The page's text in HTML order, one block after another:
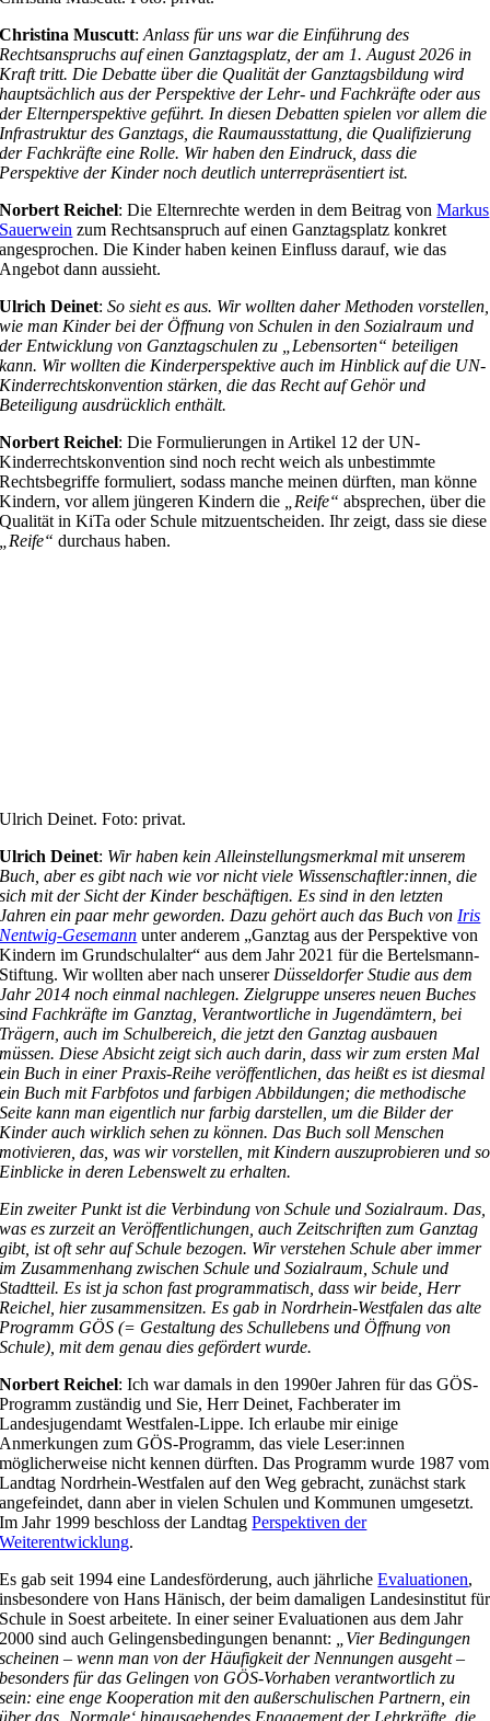
Christina Muscutt:Anlass für uns war die Einführung des
Rechtsanspruchs auf einen Ganztagsplatz, der am 1. August 2026 in
Kraft tritt. Die Debatte über die Qualität der Ganztagsbildung wird
hauptsächlich aus der Perspektive der Lehr- und Fachkräfte oder aus
der Elternperspektive geführt. In diesen Debatten spielen vor allem die
Infrastruktur des Ganztags, die Raumausstattung, die Qualifizierung
der Fachkräfte eine Rolle. Wir haben den Eindruck, dass die
Perspektive der Kinder noch deutlich unterrepräsentiert ist.
Norbert Reichel: Die Elternrechte werden in dem Beitrag vonMarkus
Sauerwein zum Rechtsanspruch auf einen Ganztagsplatz konkret
angesprochen. Die Kinder haben keinen Einfluss darauf, wie das
Angebot dann aussieht.
Ulrich Deinet:So sieht es aus. Wir wollten daher Methoden vorstellen,
wie man Kinder bei der Öffnung von Schulen in den Sozialraum und
der Entwicklung von Ganztagschulen zu „Lebensorten“ beteiligen
kann. Wir wollten die Kinderperspektive auch im Hinblick auf die UN-
Kinderrechtskonvention stärken, die das Recht auf Gehör und
Beteiligung ausdrücklich enthält.
Norbert Reichel: Die Formulierungen in Artikel 12 der UN-
Kinderrechtskonvention sind noch recht weich als unbestimmte
Rechtsbegriffe formuliert, sodass manche meinen dürften, man könne
Kindern, vor allem jüngeren Kindern die
„Reife“ absprechen, über die
Qualität in KiTa oder Schule mitzuentscheiden. Ihr zeigt, dass sie diese
„Reife“ durchaus haben.
Ulrich Deinet. Foto: privat.
Ulrich Deinet: Wir haben kein Alleinstellungsmerkmal mit unserem
Buch, aber es gibt nach wie vor nicht viele Wissenschaftler:innen, die
sich mit der Sicht der Kinder beschäftigen. Es sind in den letzten
Jahren ein paar mehr geworden. Dazu gehört auch das Buch von Iris
Nentwig-Gesemann unter anderem „Ganztag aus der Perspektive von
Kindern im Grundschulalter“ aus dem Jahr 2021 für die Bertelsmann-
Stiftung. Wir wollten aber nach unserer Düsseldorfer Studie aus dem
Jahr 2014 noch einmal nachlegen. Zielgruppe unseres neuen Buches
sind Fachkräfte im Ganztag, Verantwortliche in Jugendämtern, bei
Trägern, auch im Schulbereich, die jetzt den Ganztag ausbauen
müssen. Diese Absicht zeigt sich auch darin, dass wir zum ersten Mal
ein Buch in einer Praxis-Reihe veröffentlichen, das heißt es ist diesmal
ein Buch mit Farbfotos und farbigen Abbildungen; die methodische
Seite kann man eigentlich nur farbig darstellen, um die Bilder der
Kinder auch wirklich sehen zu können. Das Buch soll Menschen
motivieren, das, was wir vorstellen, mit Kindern auszuprobieren und so
Einblicke in deren Lebenswelt zu erhalten.
Ein zweiter Punkt ist die Verbindung von Schule und Sozialraum. Das,
was es zurzeit an Veröffentlichungen, auch Zeitschriften zum Ganztag
gibt, ist oft sehr auf Schule bezogen. Wir verstehen Schule aber immer
im Zusammenhang zwischen Schule und Sozialraum, Schule und
Stadtteil. Es ist ja schon fast programmatisch, dass wir beide, Herr
Reichel, hier zusammensitzen. Es gab in Nordrhein-Westfalen das alte
Programm GÖS (= Gestaltung des Schullebens und Öffnung von
Schule), mit dem genau dies gefördert wurde.
Norbert Reichel: Ich war damals in den 1990er Jahren für das GÖS-
Programm zuständig und Sie, Herr Deinet, Fachberater im
Landesjugendamt Westfalen-Lippe. Ich erlaube mir einige
Anmerkungen zum GÖS-Programm, das viele Leser:innen
möglicherweise nicht kennen dürften. Das Programm wurde 1987 vom
Landtag Nordrhein-Westfalen auf den Weg gebracht, zunächst stark
angefeindet, dann aber in vielen Schulen und Kommunen umgesetzt.
Im Jahr 1999 beschloss der LandtagPerspektiven der
Weiterentwicklung.
Es gab seit 1994 eine Landesförderung, auch jährlicheEvaluationen,
insbesondere von Hans Hänisch, der beim damaligen Landesinstitut für
Schule in Soest arbeitete. In einer seiner Evaluationen aus dem Jahr
2000 sind auch Gelingensbedingungen benannt:
„Vier Bedingungen
scheinen – wenn man von der Häufigkeit der Nennungen ausgeht –
besonders für das Gelingen von GÖS-Vorhaben verantwortlich zu
sein: eine enge Kooperation mit den außerschulischen Partnern, ein